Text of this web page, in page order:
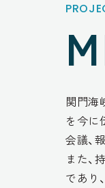
関門海
を今に
会議、
また、
であり